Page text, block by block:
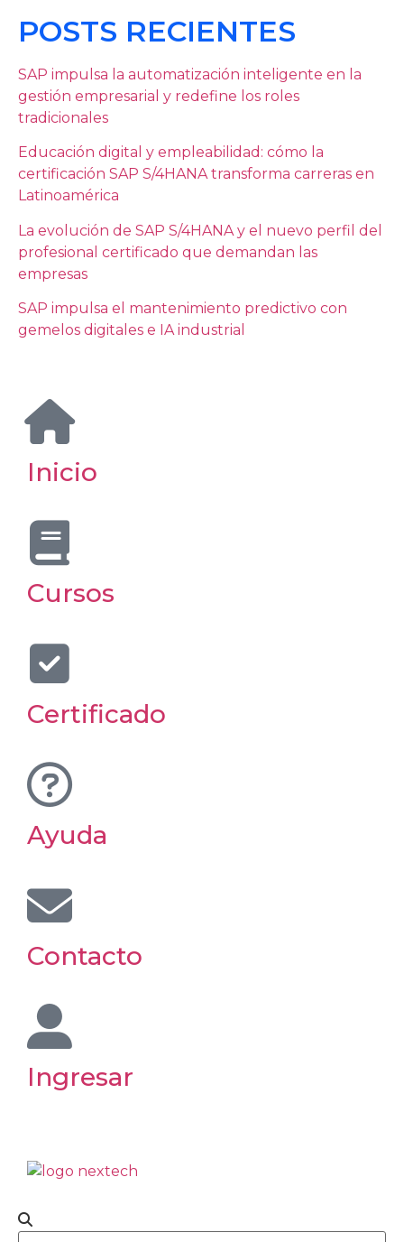
POSTS RECIENTES
SAP impulsa la automatización inteligente en la
gestión empresarial y redefine los roles
tradicionales
Educación digital y empleabilidad: cómo la
certificación SAP S/4HANA transforma carreras en
Latinoamérica
La evolución de SAP S/4HANA y el nuevo perfil del
profesional certificado que demandan las
empresas
SAP impulsa el mantenimiento predictivo con
gemelos digitales e IA industrial
Inicio
Cursos
Certificado
Ayuda
Contacto
Ingresar